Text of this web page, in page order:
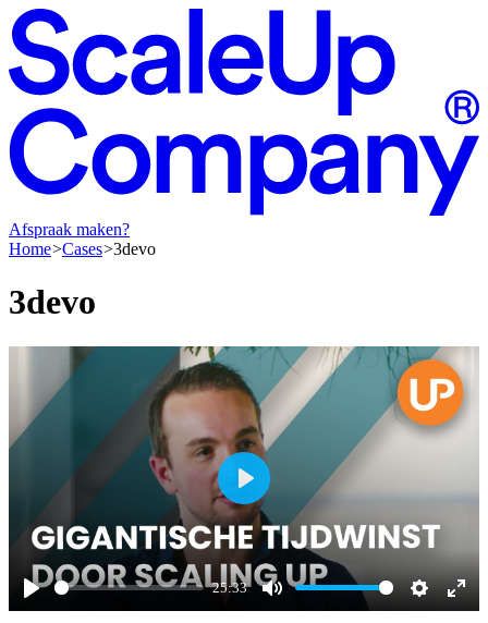
Afspraak maken?
Home Cases 3devo
3devo
Play
25:33
Mute Settings
Play